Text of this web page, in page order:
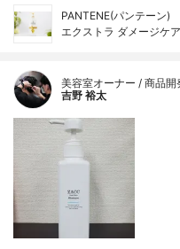
PANTENE(パンテーン)
エクストラ ダメージケ
美容室オーナー / 商品開
吉野 裕太